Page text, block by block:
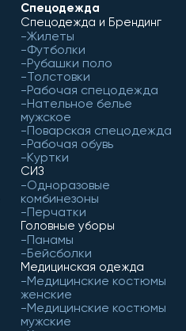
Спецодежда
Спецодежда и Брендинг
Жилеты
Футболки
Рубашки поло
Толстовки
Рабочая спецодежда
Нательное белье
мужское
Поварская спецодежда
Рабочая обувь
Куртки
СИЗ
Одноразовые
комбинезоны
Перчатки
Головные уборы
Панамы
Бейсболки
Медицинская одежда
Медицинские костюмы
женские
Медицинские костюмы
мужские